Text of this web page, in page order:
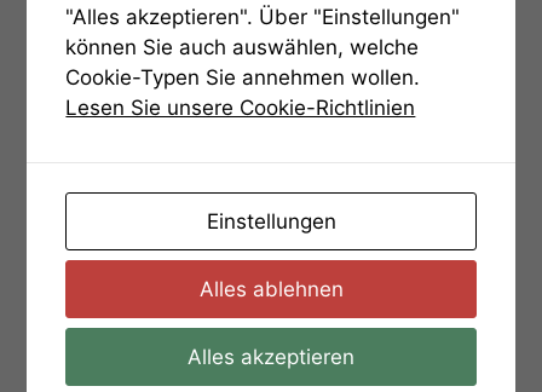
Aufgabe 06 – Hinweis 1
"Alles akzeptieren". Über "Einstellungen"
können Sie auch auswählen, welche
Cookie-Typen Sie annehmen wollen.
Lesen Sie unsere Cookie-Richtlinien
Einstellungen
Alles ablehnen
Alles akzeptieren